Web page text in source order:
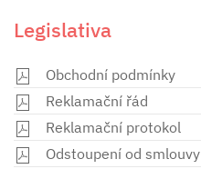
Legislativa
Obchodní podmínky
Reklamační řád
Reklamační protokol
Odstoupení od smlouvy